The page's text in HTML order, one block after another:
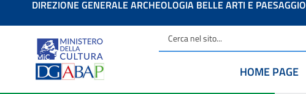
contenutoDIREZIONE GENERALE ARCHEOLOGIA BELLE ARTI E PAESAGGIO
HOME PAGE